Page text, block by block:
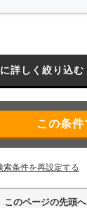
詳しく絞り込む
索条件を再設定する
このページの先頭へ